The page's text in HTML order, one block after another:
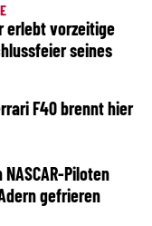
erlebt vorzeitige
seines
F40 brennt hier
Piloten
gefrieren